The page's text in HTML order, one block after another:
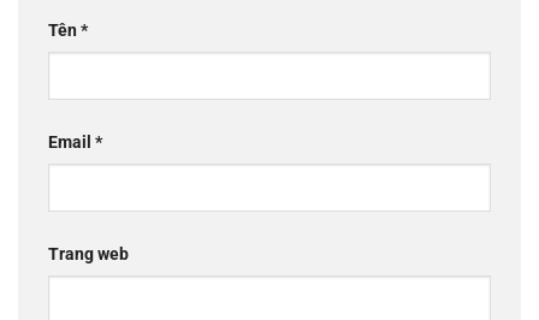
Tên*
Email *
Trang web